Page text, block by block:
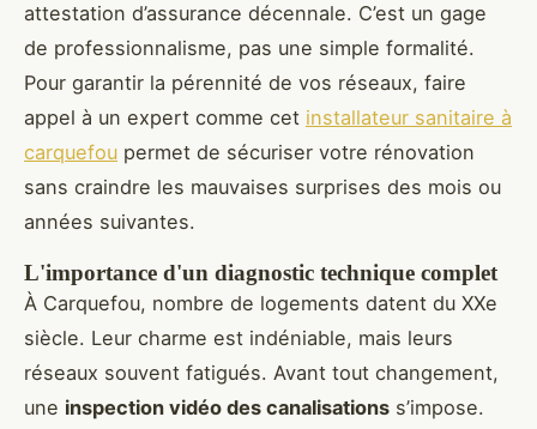
attestation d’assurance décennale. C’est un gage
de professionnalisme, pas une simple formalité.
Pour garantir la pérennité de vos réseaux, faire
appel à un expert comme cet installateur sanitaire à
carquefou permet de sécuriser votre rénovation
sans craindre les mauvaises surprises des mois ou
années suivantes.
L'importance d'un diagnostic technique complet
À Carquefou, nombre de logements datent du XXe
siècle. Leur charme est indéniable, mais leurs
réseaux souvent fatigués. Avant tout changement,
une inspection vidéo des canalisations s’impose.